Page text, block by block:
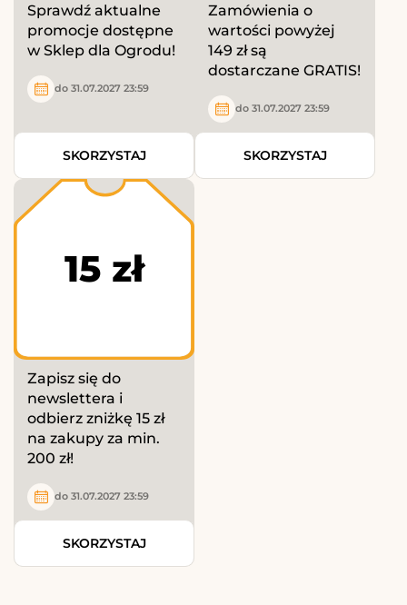
Sprawdź aktualne
promocje dostępne
w Sklep dla Ogrodu!
do 31.07.2027 23:59
SKORZYSTAJ
Zamówienia o
wartości powyżej
149 zł są
dostarczane GRATIS!
do 31.07.2027 23:59
SKORZYSTAJ
15 zł
Zapisz się do
newslettera i
odbierz zniżkę 15 zł
na zakupy za min.
200 zł!
do 31.07.2027 23:59
SKORZYSTAJ